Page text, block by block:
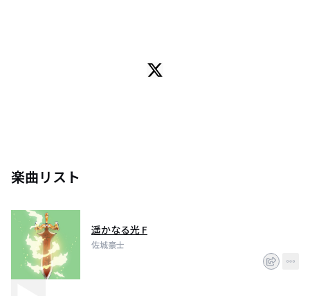
どいものですけど、それでも聴いてもらえたらありがたいです。
楽曲リスト
遥かなる光 F
佐城豪士